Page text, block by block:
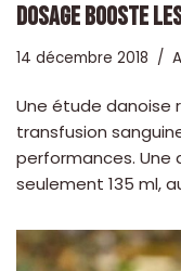
DOSAGE BOOSTE
14 décembre 2018
Une étude danoise
transfusion
performances. Une
seulement 135 ml,